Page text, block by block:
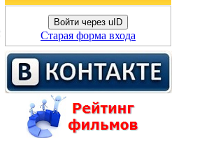
Войти через uID
Старая форма входа